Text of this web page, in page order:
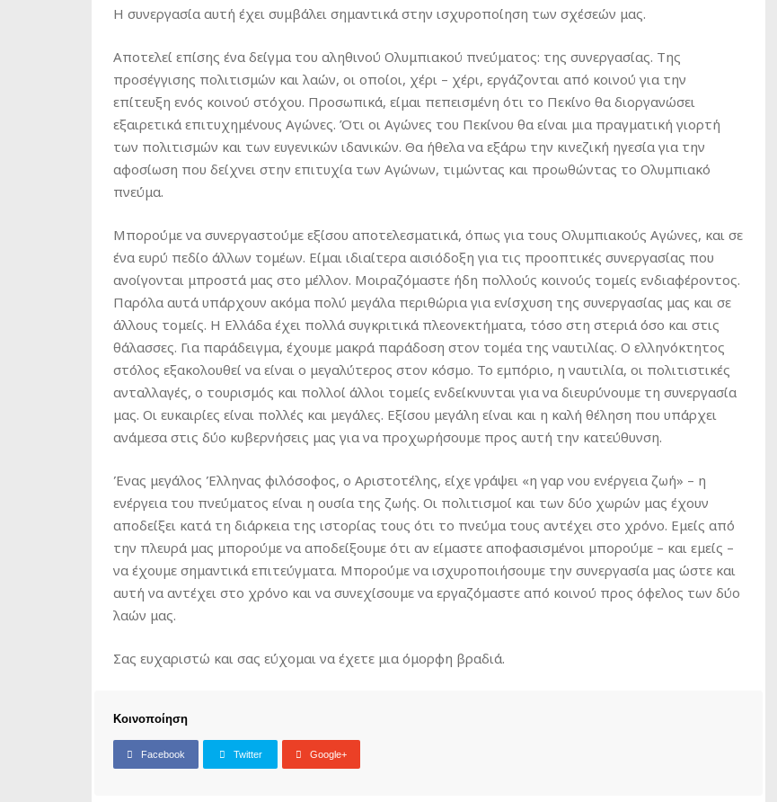
Η συνεργασία αυτή έχει συμβάλει σημαντικά στην ισχυροποίηση των σχέσεών μας.
Αποτελεί επίσης ένα δείγμα του αληθινού Ολυμπιακού πνεύματος: της συνεργασίας. Της
προσέγγισης πολιτισμών και λαών, οι οποίοι, χέρι – χέρι, εργάζονται από κοινού για την
επίτευξη ενός κοινού στόχου. Προσωπικά, είμαι πεπεισμένη ότι το Πεκίνο θα διοργανώσει
εξαιρετικά επιτυχημένους Αγώνες. Ότι οι Αγώνες του Πεκίνου θα είναι μια πραγματική γιορτή
των πολιτισμών και των ευγενικών ιδανικών. Θα ήθελα να εξάρω την κινεζική ηγεσία για την
αφοσίωση που δείχνει στην επιτυχία των Αγώνων, τιμώντας και προωθώντας το Ολυμπιακό
πνεύμα.
Μπορούμε να συνεργαστούμε εξίσου αποτελεσματικά, όπως για τους Ολυμπιακούς Αγώνες, και σε
ένα ευρύ πεδίο άλλων τομέων. Είμαι ιδιαίτερα αισιόδοξη για τις προοπτικές συνεργασίας που
ανοίγονται μπροστά μας στο μέλλον. Μοιραζόμαστε ήδη πολλούς κοινούς τομείς ενδιαφέροντος.
Παρόλα αυτά υπάρχουν ακόμα πολύ μεγάλα περιθώρια για ενίσχυση της συνεργασίας μας και σε
άλλους τομείς. Η Ελλάδα έχει πολλά συγκριτικά πλεονεκτήματα, τόσο στη στεριά όσο και στις
θάλασσες. Για παράδειγμα, έχουμε μακρά παράδοση στον τομέα της ναυτιλίας. Ο ελληνόκτητος
στόλος εξακολουθεί να είναι ο μεγαλύτερος στον κόσμο. Το εμπόριο, η ναυτιλία, οι πολιτιστικές
ανταλλαγές, ο τουρισμός και πολλοί άλλοι τομείς ενδείκνυνται για να διευρύνουμε τη συνεργασία
μας. Οι ευκαιρίες είναι πολλές και μεγάλες. Εξίσου μεγάλη είναι και η καλή θέληση που υπάρχει
ανάμεσα στις δύο κυβερνήσεις μας για να προχωρήσουμε προς αυτή την κατεύθυνση.
Ένας μεγάλος Έλληνας φιλόσοφος, ο Αριστοτέλης, είχε γράψει «η γαρ νου ενέργεια ζωή» – η
ενέργεια του πνεύματος είναι η ουσία της ζωής. Οι πολιτισμοί και των δύο χωρών μας έχουν
αποδείξει κατά τη διάρκεια της ιστορίας τους ότι το πνεύμα τους αντέχει στο χρόνο. Εμείς από
την πλευρά μας μπορούμε να αποδείξουμε ότι αν είμαστε αποφασισμένοι μπορούμε – και εμείς –
να έχουμε σημαντικά επιτεύγματα. Μπορούμε να ισχυροποιήσουμε την συνεργασία μας ώστε και
αυτή να αντέχει στο χρόνο και να συνεχίσουμε να εργαζόμαστε από κοινού προς όφελος των δύο
λαών μας.
Σας ευχαριστώ και σας εύχομαι να έχετε μια όμορφη βραδιά.
Κοινοποίηση
Facebook Twitter Google+